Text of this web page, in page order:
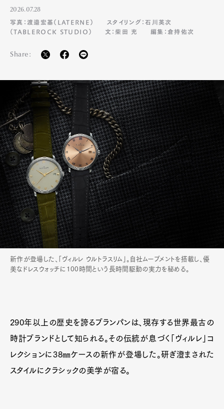
2026.07.28
写真：渡邉宏基（LATERNE）
スタイリング：石川英次
（TABLEROCK STUDIO）
文：柴田 充 編集：倉持佑次
Share:
新作が登場した、「ヴィルレ ウルトラスリム」。自社ムーブメントを搭載し、優
美なドレスウォッチに100時間という長時間駆動の実力を秘める。
290年以上の歴史を誇るブランパンは、現存する世界最古の
時計ブランドとして知られる。その伝統が息づく「ヴィルレ」コ
レクションに38㎜ケースの新作が登場した。研ぎ澄まされた
スタイルにクラシックの美学が宿る。